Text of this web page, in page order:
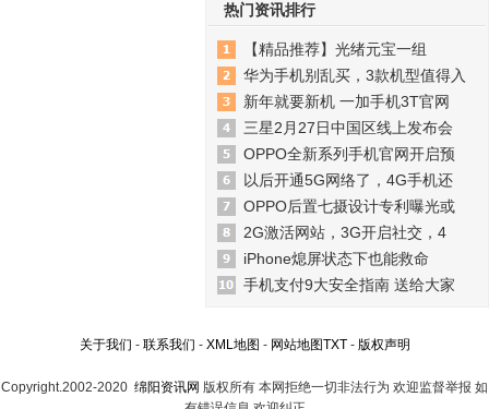
热门资讯排行
【精品推荐】光绪元宝一组
华为手机别乱买，3款机型值得入
新年就要新机 一加手机3T官网
三星2月27日中国区线上发布会
OPPO全新系列手机官网开启预
以后开通5G网络了，4G手机还
OPPO后置七摄设计专利曝光或
2G激活网站，3G开启社交，4
iPhone熄屏状态下也能救命
手机支付9大安全指南 送给大家
关于我们 - 联系我们 - XML地图 - 网站地图TXT- 版权声明
Copyright.2002-2020 绵阳资讯网 版权所有 本网拒绝一切非法行为 欢迎监督举报 如